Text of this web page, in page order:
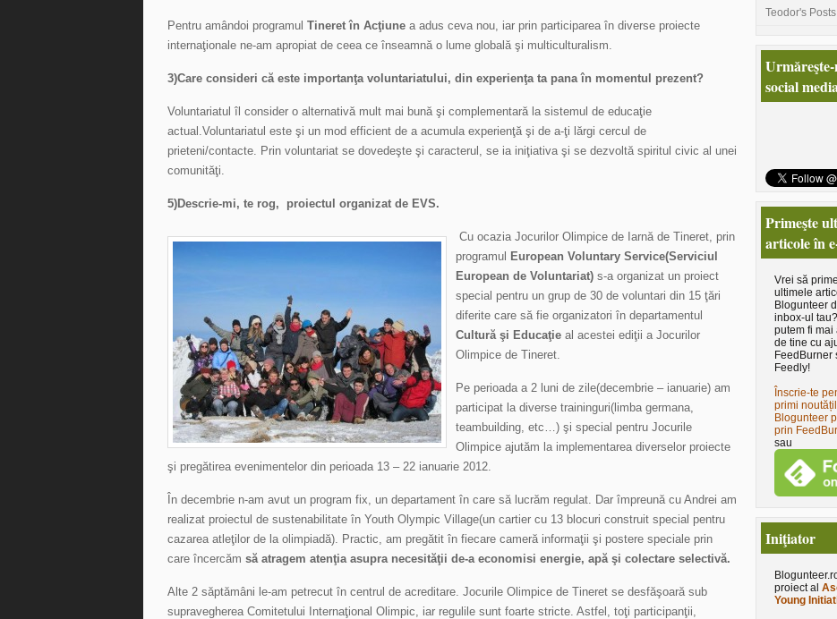
Pentru amândoi programul Tineret în Acţiune a adus ceva nou, iar prin participarea în diverse proiecte
internaţionale ne-am apropiat de ceea ce înseamnă o lume globală şi multiculturalism.
3)Care consideri că este importanţa voluntariatului, din experienţa ta pana în momentul prezent?
Voluntariatul îl consider o alternativă mult mai bună şi complementară la sistemul de educaţie
actual.Voluntariatul este şi un mod efficient de a acumula experienţă şi de a-ţi lărgi cercul de
prieteni/contacte. Prin voluntariat se dovedeşte şi caracterul, se ia iniţiativa şi se dezvoltă spiritul civic al unei
comunităţi.
5)Descrie-mi, te rog, proiectul organizat de EVS.
Cu ocazia Jocurilor Olimpice de Iarnă de Tineret, prin
programul European Voluntary Service(Serviciul
European de Voluntariat) s-a organizat un proiect
special pentru un grup de 30 de voluntari din 15 ţări
diferite care să fie organizatori în departamentul
Cultură şi Educaţie al acestei ediţii a Jocurilor
Olimpice de Tineret.
Pe perioada a 2 luni de zile(decembrie – ianuarie) am
participat la diverse traininguri(limba germana,
teambuilding, etc…) şi special pentru Jocurile
Olimpice ajutăm la implementarea diverselor proiecte
şi pregătirea evenimentelor din perioada 13 – 22 ianuarie 2012.
În decembrie n-am avut un program fix, un departament în care să lucrăm regulat. Dar împreună cu Andrei am
realizat proiectul de sustenabilitate în Youth Olympic Village(un cartier cu 13 blocuri construit special pentru
cazarea atleţilor de la olimpiadă). Practic, am pregătit în fiecare cameră informaţii şi postere speciale prin
care încercăm să atragem atenţia asupra necesităţii de-a economisi energie, apă şi colectare selectivă.
Alte 2 săptămâni le-am petrecut în centrul de acreditare. Jocurile Olimpice de Tineret se desfăşoară sub
supravegherea Comitetului Internaţional Olimpic, iar regulile sunt foarte stricte. Astfel, toţi participanţii,
Teodor's Posts
social
Primeşte
articole în
Vrei să
ultimele
Blogunteer
inbox-ul
putem fi mai
de tine cu
FeedBurner
Feedly!
Înscrie-te
primi
Blogunteer
prin
sau
Iniţiator
proiect al
Young